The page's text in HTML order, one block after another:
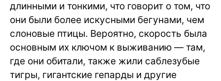
длинными и тонкими, что говорит о том, что
они были более искусными бегунами, чем
слоновые птицы. Вероятно, скорость была
основным их ключом к выживанию — там,
где они обитали, также жили саблезубые
тигры, гигантские гепарды и другие